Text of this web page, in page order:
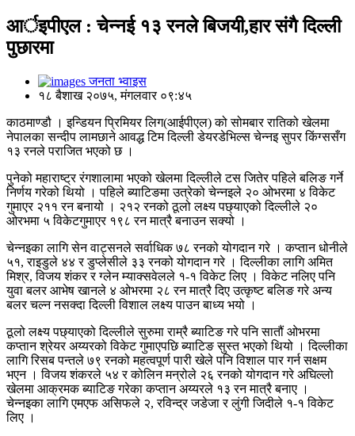
आर्इपीएल : चेन्नई १३ रनले बिजयी,हार संगै दिल्ली
पुछारमा
जनता भ्वाइस
१८ बैशाख २०७५, मंगलवार ०९:४५
काठमाण्डौ । इन्डियन प्रिमियर लिग(आईपीएल) को सोमबार रातिको खेलमा
नेपालका सन्दीप लामछाने आवद्ध टिम दिल्ली डेयरडेभिल्स चेन्नइ सुपर किंग्ससँग
१३ रनले पराजित भएको छ ।
पुनेको महाराष्ट्र रंगशालामा भएको खेलमा दिल्लीले टस जितेर पहिले बलिङ गर्ने
निर्णय गरेको थियो । पहिले ब्याटिङमा उत्रेको चेन्नइले २० ओभरमा ४ विकेट
गुमाएर २११ रन बनायो । २१२ रनको ठूलो लक्ष्य पछ्याएको दिल्लीले २०
ओरभमा ५ विकेटगुमाएर १९८ रन मात्रै बनाउन सक्यो ।
चेन्नइका लागि सेन वाट्सनले सर्वाधिक ७८ रनको योगदान गरे । कप्तान धोनीले
५१, राइडुले ४४ र डुप्लेसीले ३३ रनको योगदान गरे । दिल्लीका लागि अमित
मिश्र, विजय शंकर र ग्लेन म्याक्सवेलले १-१ विकेट लिए । विकेट नलिए पनि
युवा बलर आभेष खानले ४ ओभरमा २८ रन मात्रै दिए उत्कृष्ट बलिङ गरे अन्य
बलर चल्न नसक्दा दिल्ली विशाल लक्ष्य पाउन बाध्य भयो ।
ठूलो लक्ष्य पछ्याएको दिल्लीले सुरुमा राम्रै ब्याटिङ गरे पनि सातौं ओभरमा
कप्तान श्रेयर अय्यरको विकेट गुमाएपछि ब्याटिङ सुस्त भएको थियो । दिल्लीका
लागि रिसब पन्तले ७९ रनको महत्वपूर्ण पारी खेले पनि विशाल पार गर्न सक्षम
भएन । विजय शंकरले ५४ र कोलिन मन्रोले २६ रनको योगदान गरे अघिल्लो
खेलमा आक्रमक ब्याटिङ गरेका कप्तान अय्यरले १३ रन मात्रै बनाए ।
चेन्नइका लागि एमएफ असिफले २, रविन्द्र जडेजा र लुंगी जिदीले १-१ विकेट
लिए ।